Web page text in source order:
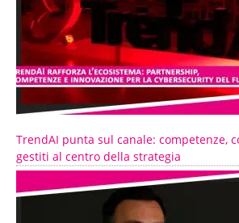
TrendAI punta sul canale: competenze,
gestiti al centro della strategia